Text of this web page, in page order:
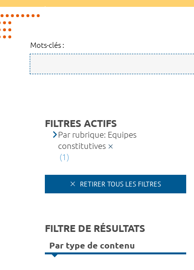
Mots-clés :
FILTRES ACTIFS
Par rubrique: Equipes
constitutives
(1)
RETIRER TOUS LES FILTRES
FILTRE DE RÉSULTATS
Par type de contenu